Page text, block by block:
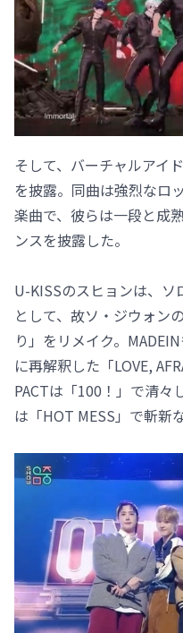
そして、バーチャルアイ
を披露。同曲は強烈なロ
楽曲で、彼らは一段と成
ンスを披露した。
U-KISSのスヒョンは、ソ
として、故ソ・ジウォン
り」をリメイク。
に再解釈した「LOVE,
PACTは「100！」で清々
は「HOT MESS」で斬新